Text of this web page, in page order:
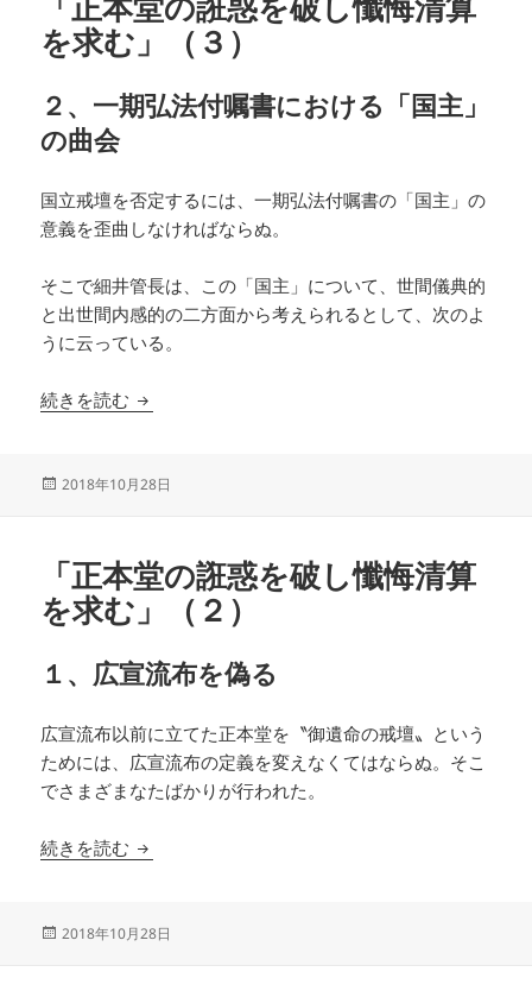
を求む」（３）
２、一期弘法付嘱書における「国主」
の曲会
国立戒壇を否定するには、一期弘法付嘱書の「国主」の
意義を歪曲しなければならぬ。
そこで細井管長は、この「国主」について、世間儀典的
と出世間内感的の二方面から考えられるとして、次のよ
うに云っている。
続きを読む 「正本堂の誑惑を破し懺悔清算を求む」（３）
投
2018年10月28日
「正本堂の誑惑を破し懺悔清算
を求む」（２）
１、広宣流布を偽る
広宣流布以前に立てた正本堂を〝御遺命の戒壇〟という
ためには、広宣流布の定義を変えなくてはならぬ。そこ
でさまざまなたばかりが行われた。
続きを読む 「正本堂の誑惑を破し懺悔清算を求む」（２）
投
2018年10月28日